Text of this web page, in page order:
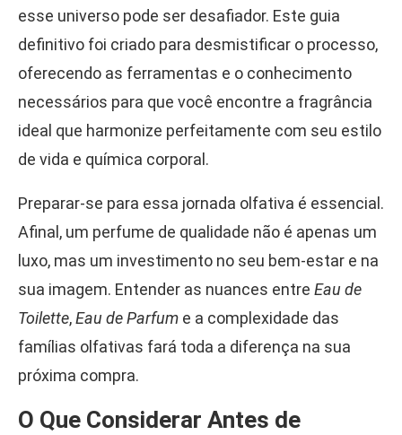
esse universo pode ser desafiador. Este guia
definitivo foi criado para desmistificar o processo,
oferecendo as ferramentas e o conhecimento
necessários para que você encontre a fragrância
ideal que harmonize perfeitamente com seu estilo
de vida e química corporal.
Preparar-se para essa jornada olfativa é essencial.
Afinal, um perfume de qualidade não é apenas um
luxo, mas um investimento no seu bem-estar e na
sua imagem. Entender as nuances entre Eau de
Toilette,Eau de Parfum e a complexidade das
famílias olfativas fará toda a diferença na sua
próxima compra.
O Que Considerar Antes de